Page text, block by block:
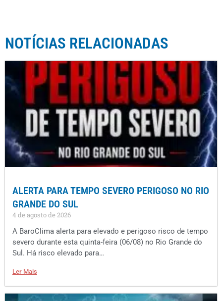
NOTÍCIAS RELACIONADAS
ALERTA PARA TEMPO SEVERO PERIGOSO NO RIO
GRANDE DO SUL
4 de agosto de 2026
A BaroClima alerta para elevado e perigoso risco de tempo
severo durante esta quinta-feira (06/08) no Rio Grande do
Sul. Há risco elevado para…
Ler Mais